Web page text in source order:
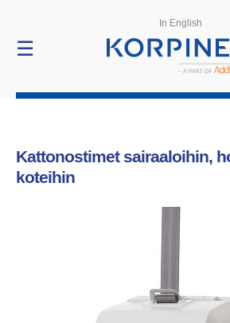
TuotteetIn English
☰
Kattonostimet sairaaloihin,
koteihin